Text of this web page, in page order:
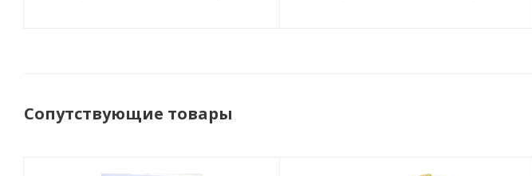
Сопутствующие товары